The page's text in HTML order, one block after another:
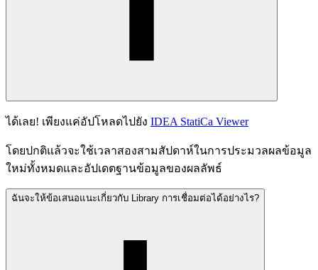
ได้เลย! เพียงแค่อัปโหลดไปยัง IDEA StatiCa Viewer
โดยปกติแล้วจะใช้เวลาสองสามสัปดาห์ในการประมวลผลข้อมูล
ใหม่ทั้งหมดและอัปเดตฐานข้อมูลของผลลัพธ์
ฉันจะให้ข้อเสนอแนะเกี่ยวกับ Library การเชื่อมต่อได้อย่างไร?